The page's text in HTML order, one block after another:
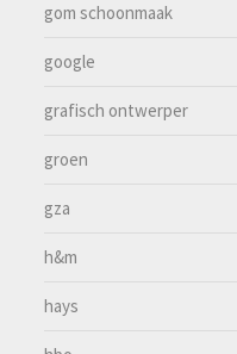
gom schoonmaak
google
grafisch ontwerper
groen
gza
h&m
hays